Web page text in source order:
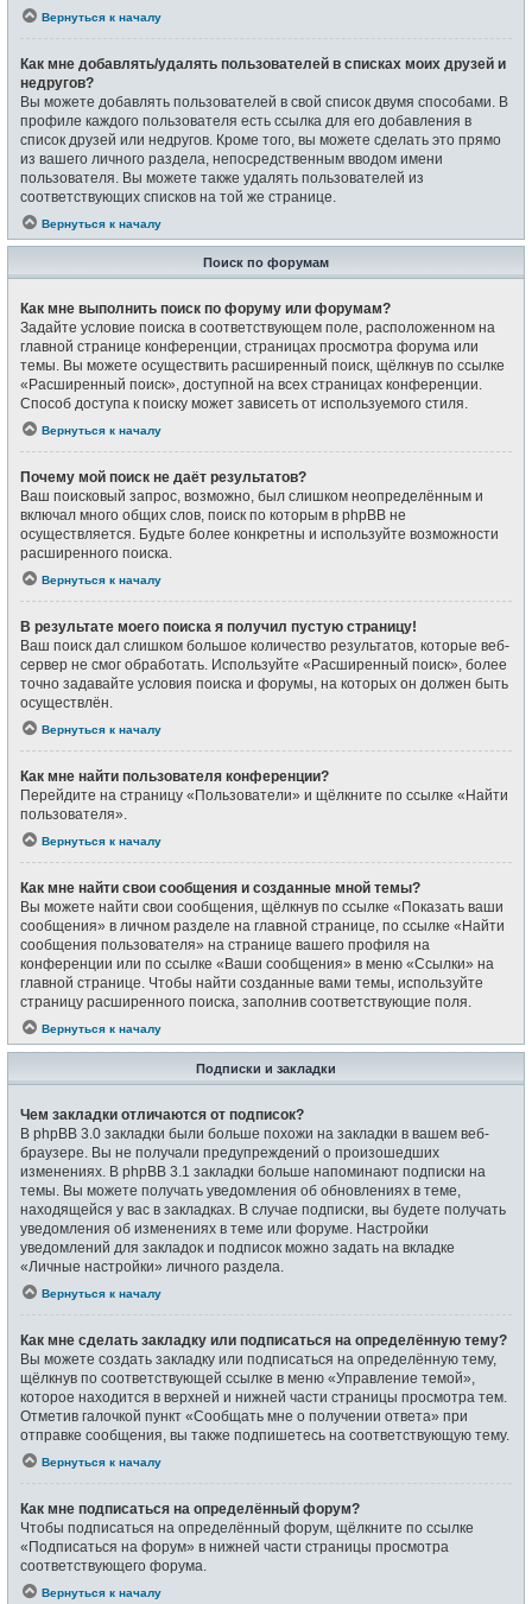
Вернуться к началу
Как мне добавлять/удалять пользователей в списках моих друзей и
недругов?
Вы можете добавлять пользователей в свой список двумя способами. В
профиле каждого пользователя есть ссылка для его добавления в
список друзей или недругов. Кроме того, вы можете сделать это прямо
из вашего личного раздела, непосредственным вводом имени
пользователя. Вы можете также удалять пользователей из
соответствующих списков на той же странице.
Вернуться к началу
Поиск по форумам
Как мне выполнить поиск по форуму или форумам?
Задайте условие поиска в соответствующем поле, расположенном на
главной странице конференции, страницах просмотра форума или
темы. Вы можете осуществить расширенный поиск, щёлкнув по ссылке
«Расширенный поиск», доступной на всех страницах конференции.
Способ доступа к поиску может зависеть от используемого стиля.
Вернуться к началу
Почему мой поиск не даёт результатов?
Ваш поисковый запрос, возможно, был слишком неопределённым и
включал много общих слов, поиск по которым в phpBB не
осуществляется. Будьте более конкретны и используйте возможности
расширенного поиска.
Вернуться к началу
В результате моего поиска я получил пустую страницу!
Ваш поиск дал слишком большое количество результатов, которые веб-
сервер не смог обработать. Используйте «Расширенный поиск», более
точно задавайте условия поиска и форумы, на которых он должен быть
осуществлён.
Вернуться к началу
Как мне найти пользователя конференции?
Перейдите на страницу «Пользователи» и щёлкните по ссылке «Найти
пользователя».
Вернуться к началу
Как мне найти свои сообщения и созданные мной темы?
Вы можете найти свои сообщения, щёлкнув по ссылке «Показать ваши
сообщения» в личном разделе на главной странице, по ссылке «Найти
сообщения пользователя» на странице вашего профиля на
конференции или по ссылке «Ваши сообщения» в меню «Ссылки» на
главной странице. Чтобы найти созданные вами темы, используйте
страницу расширенного поиска, заполнив соответствующие поля.
Вернуться к началу
Подписки и закладки
Чем закладки отличаются от подписок?
В phpBB 3.0 закладки были больше похожи на закладки в вашем веб-
браузере. Вы не получали предупреждений о произошедших
изменениях. В phpBB 3.1 закладки больше напоминают подписки на
темы. Вы можете получать уведомления об обновлениях в теме,
находящейся у вас в закладках. В случае подписки, вы будете получать
уведомления об изменениях в теме или форуме. Настройки
уведомлений для закладок и подписок можно задать на вкладке
«Личные настройки» личного раздела.
Вернуться к началу
Как мне сделать закладку или подписаться на определённую тему?
Вы можете создать закладку или подписаться на определённую тему,
щёлкнув по соответствующей ссылке в меню «Управление темой»,
которое находится в верхней и нижней части страницы просмотра тем.
Отметив галочкой пункт «Сообщать мне о получении ответа» при
отправке сообщения, вы также подпишетесь на соответствующую тему.
Вернуться к началу
Как мне подписаться на определённый форум?
Чтобы подписаться на определённый форум, щёлкните по ссылке
«Подписаться на форум» в нижней части страницы просмотра
соответствующего форума.
Вернуться к началу